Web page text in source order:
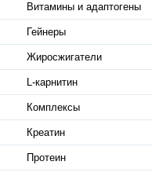
Витамины и адаптогены
Гейнеры
Жиросжигатели
L-карнитин
Комплексы
Креатин
Протеин